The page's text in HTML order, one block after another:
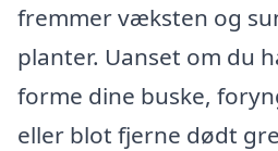
fremmer væksten og
planter. Uanset om du
forme dine buske,
eller blot fjerne dødt